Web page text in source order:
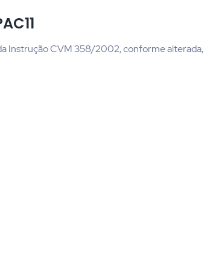
Instrução CVM 358/2002, conforme alterada,